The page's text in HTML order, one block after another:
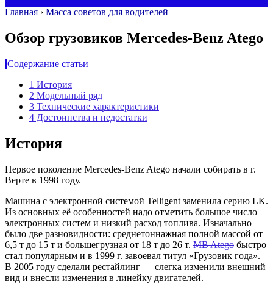
Главная › Масса советов для водителей
Обзор грузовиков Mercedes-Benz Atego
Содержание статьи
1 История
2 Модельный ряд
3 Технические характеристики
4 Достоинства и недостатки
История
Первое поколение Mercedes-Benz Atego начали собирать в г.
Верте в 1998 году.
Машина с электронной системой Telligent заменила серию LK.
Из основных её особенностей надо отметить большое число
электронных систем и низкий расход топлива. Изначально
было две разновидности: среднетоннажная полной массой от
6,5 т до 15 т и большегрузная от 18 т до 26 т. MB Atego быстро
стал популярным и в 1999 г. завоевал титул «Грузовик года».
В 2005 году сделали рестайлинг — слегка изменили внешний
вид и внесли изменения в линейку двигателей.